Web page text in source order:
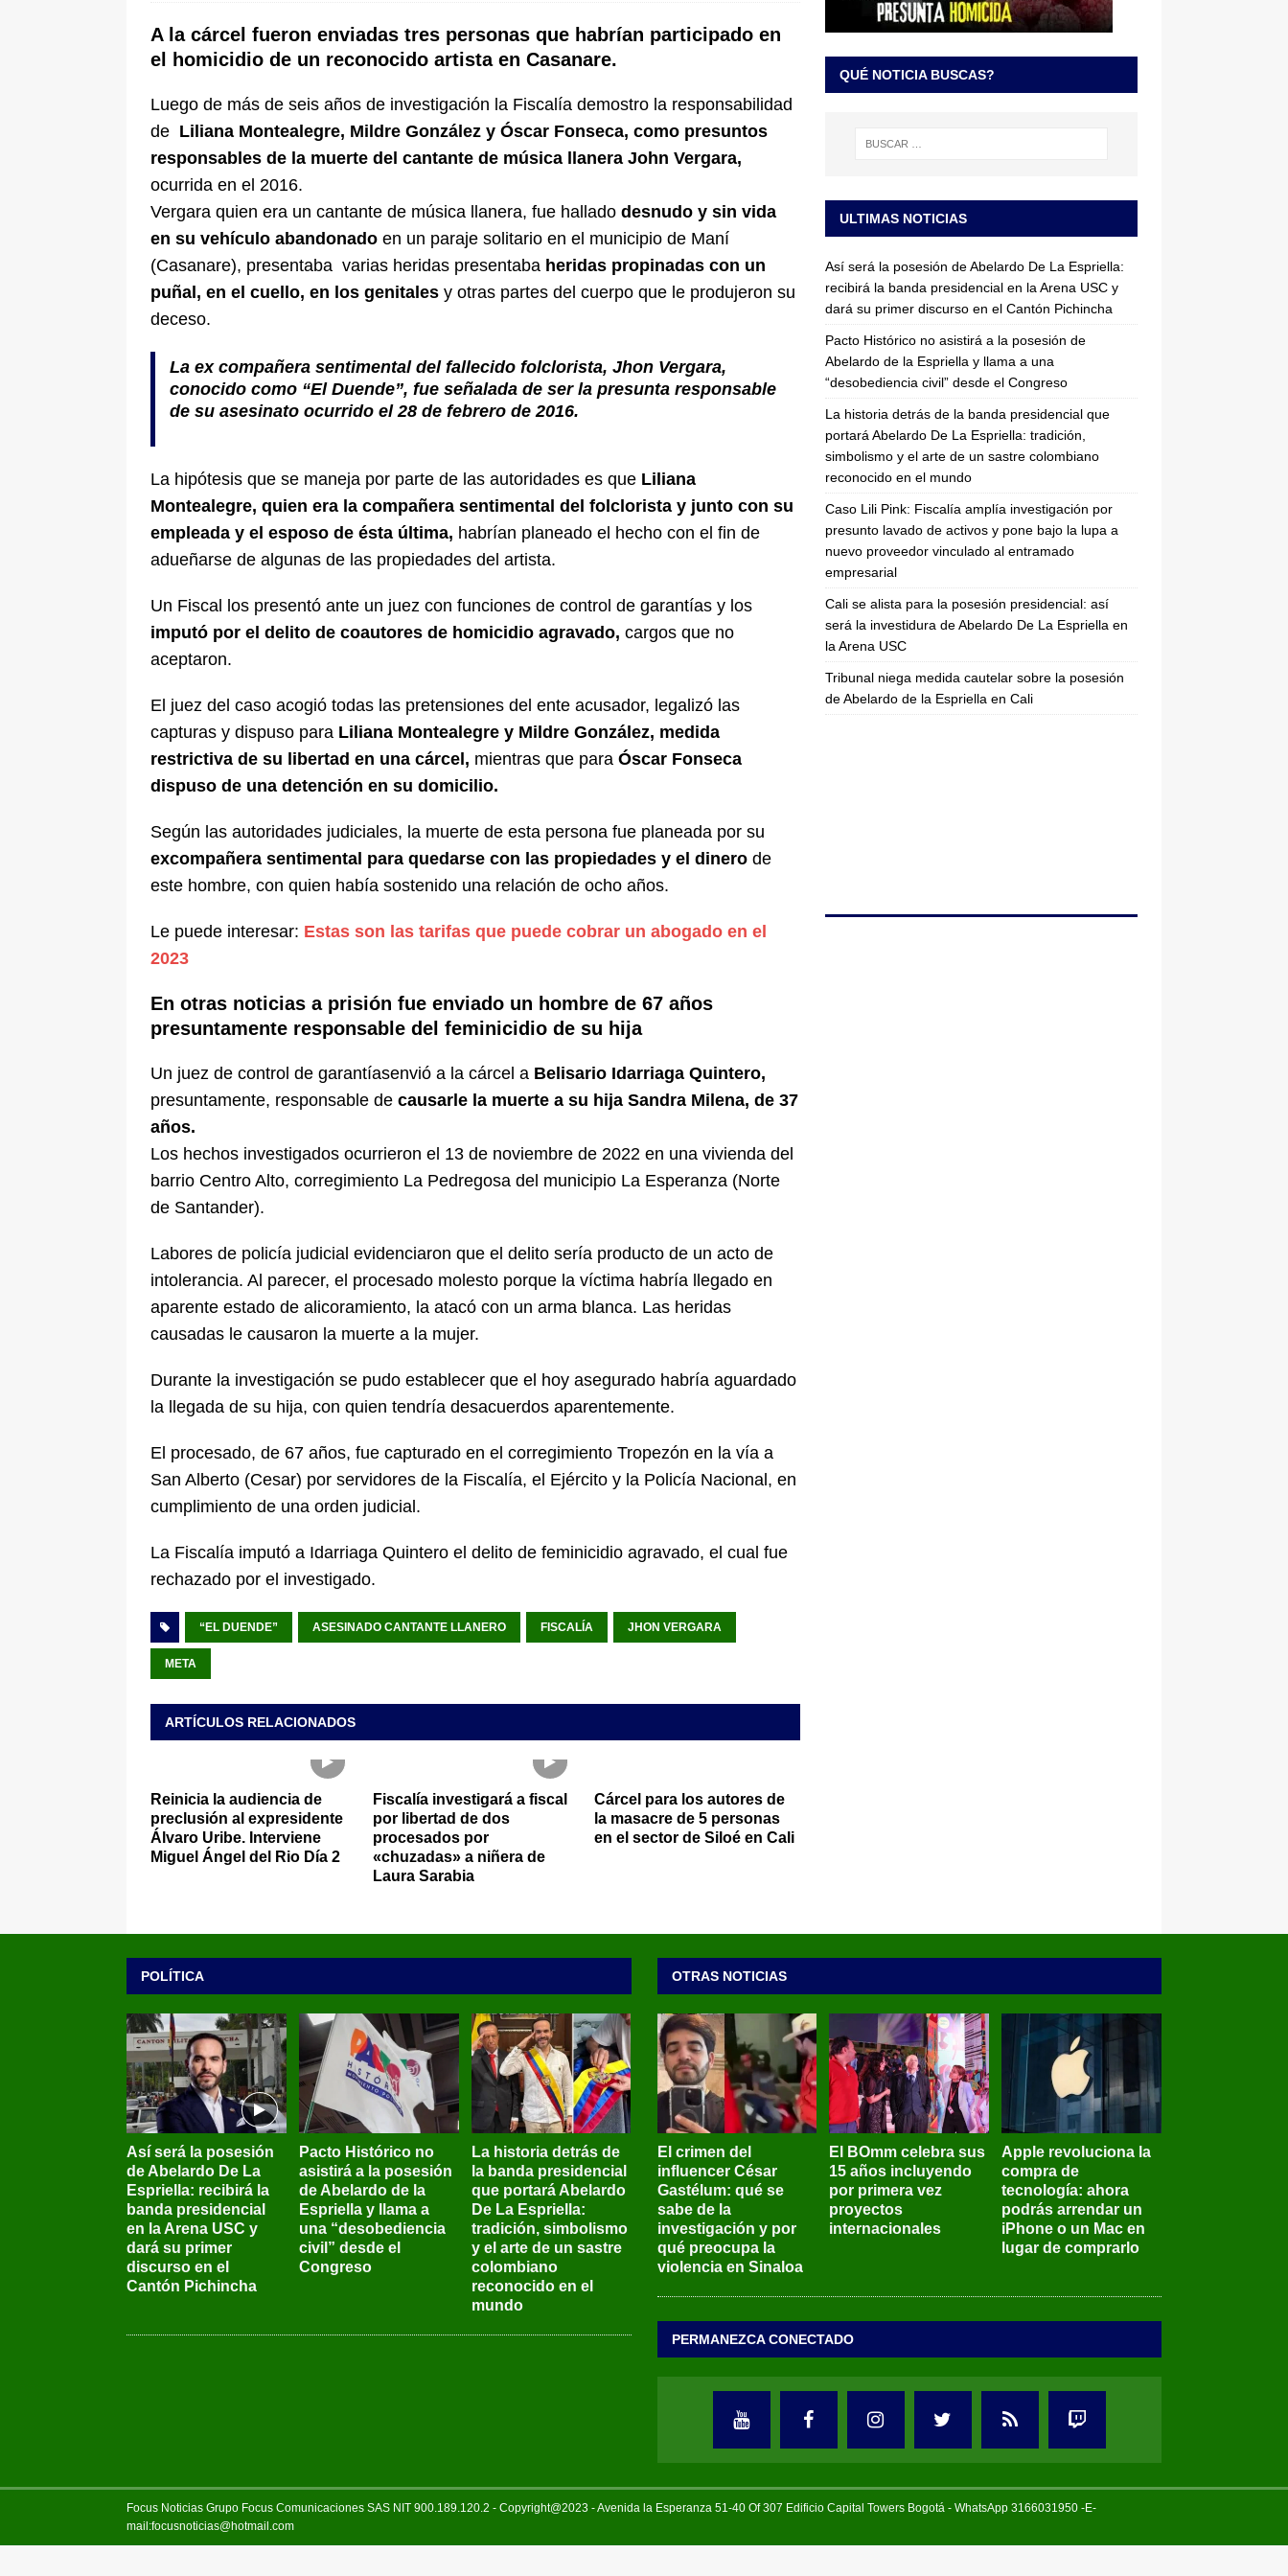
[ 6 de agosto de 2026 ] Cali se alista para la posesión presidencial: así será la investidura de Abelardo
A la cárcel fueron enviadas tres personas que habrían participado en
el homicidio de un reconocido artista en Casanare.
Luego de más de seis años de investigación la Fiscalía demostro la responsabilidad
de Liliana Montealegre, Mildre González y Óscar Fonseca, como presuntos
responsables de la muerte del cantante de música llanera John Vergara,
ocurrida en el 2016.
Vergara quien era un cantante de música llanera, fue hallado desnudo y sin vida
en su vehículo abandonado en un paraje solitario en el municipio de Maní
(Casanare), presentaba varias heridas presentaba heridas propinadas con un
puñal, en el cuello, en los genitales y otras partes del cuerpo que le produjeron su
deceso.
La ex compañera sentimental del fallecido folclorista, Jhon Vergara,
conocido como “El Duende”, fue señalada de ser la presunta responsable
de su asesinato ocurrido el 28 de febrero de 2016.
La hipótesis que se maneja por parte de las autoridades es que Liliana
Montealegre, quien era la compañera sentimental del folclorista y junto con su
empleada y el esposo de ésta última, habrían planeado el hecho con el fin de
adueñarse de algunas de las propiedades del artista.
Un Fiscal los presentó ante un juez con funciones de control de garantías y los
imputó por el delito de coautores de homicidio agravado, cargos que no
aceptaron.
El juez del caso acogió todas las pretensiones del ente acusador, legalizó las
capturas y dispuso para Liliana Montealegre y Mildre González, medida
restrictiva de su libertad en una cárcel, mientras que para Óscar Fonseca
dispuso de una detención en su domicilio.
Según las autoridades judiciales, la muerte de esta persona fue planeada por su
excompañera sentimental para quedarse con las propiedades y el dinero de
este hombre, con quien había sostenido una relación de ocho años.
Le puede interesar: Estas son las tarifas que puede cobrar un abogado en el
2023
En otras noticias a prisión fue enviado un hombre de 67 años
presuntamente responsable del feminicidio de su hija
Un juez de control de garantíasenvió a la cárcel a Belisario Idarriaga Quintero,
presuntamente, responsable de causarle la muerte a su hija Sandra Milena, de 37
años.
Los hechos investigados ocurrieron el 13 de noviembre de 2022 en una vivienda del
barrio Centro Alto, corregimiento La Pedregosa del municipio La Esperanza (Norte
de Santander).
Labores de policía judicial evidenciaron que el delito sería producto de un acto de
intolerancia. Al parecer, el procesado molesto porque la víctima habría llegado en
aparente estado de alicoramiento, la atacó con un arma blanca. Las heridas
causadas le causaron la muerte a la mujer.
Durante la investigación se pudo establecer que el hoy asegurado habría aguardado
la llegada de su hija, con quien tendría desacuerdos aparentemente.
El procesado, de 67 años, fue capturado en el corregimiento Tropezón en la vía a
San Alberto (Cesar) por servidores de la Fiscalía, el Ejército y la Policía Nacional, en
cumplimiento de una orden judicial.
La Fiscalía imputó a Idarriaga Quintero el delito de feminicidio agravado, el cual fue
rechazado por el investigado.
“EL DUENDE” ASESINADO CANTANTE LLANERO FISCALÍA JHON VERGARA
META
ARTÍCULOS RELACIONADOS
Reinicia la audiencia de
preclusión al expresidente
Álvaro Uribe. Interviene
Miguel Ángel del Rio Día 2
Fiscalía investigará a fiscal
por libertad de dos
procesados por
«chuzadas» a niñera de
Laura Sarabia
Cárcel para los autores de
la masacre de 5 personas
en el sector de Siloé en Cali
QUÉ NOTICIA BUSCAS?
ULTIMAS NOTICIAS
Así será la posesión de Abelardo De La Espriella:
recibirá la banda presidencial en la Arena USC y
dará su primer discurso en el Cantón Pichincha
Pacto Histórico no asistirá a la posesión de
Abelardo de la Espriella y llama a una
“desobediencia civil” desde el Congreso
La historia detrás de la banda presidencial que
portará Abelardo De La Espriella: tradición,
simbolismo y el arte de un sastre colombiano
reconocido en el mundo
Caso Lili Pink: Fiscalía amplía investigación por
presunto lavado de activos y pone bajo la lupa a
nuevo proveedor vinculado al entramado
empresarial
Cali se alista para la posesión presidencial: así
será la investidura de Abelardo De La Espriella en
la Arena USC
Tribunal niega medida cautelar sobre la posesión
de Abelardo de la Espriella en Cali
POLÍTICA
Así será la posesión
de Abelardo De La
Espriella: recibirá la
banda presidencial
en la Arena USC y
dará su primer
discurso en el
Cantón Pichincha
Pacto Histórico no
asistirá a la posesión
de Abelardo de la
Espriella y llama a
una “desobediencia
civil” desde el
Congreso
La historia detrás de
la banda presidencial
que portará Abelardo
De La Espriella:
tradición, simbolismo
y el arte de un sastre
colombiano
reconocido en el
mundo
OTRAS NOTICIAS
El crimen del
influencer César
Gastélum: qué se
sabe de la
investigación y por
qué preocupa la
violencia en Sinaloa
El BOmm celebra sus
15 años incluyendo
por primera vez
proyectos
internacionales
Apple revoluciona la
compra de
tecnología: ahora
podrás arrendar un
iPhone o un Mac en
lugar de comprarlo
PERMANEZCA CONECTADO
Focus Noticias Grupo Focus Comunicaciones SAS NIT 900.189.120.2 - Copyright@2023 - Avenida la Esperanza 51-40 Of 307 Edificio Capital Towers Bogotá - WhatsApp 3166031950 -E-
mail:focusnoticias@hotmail.com